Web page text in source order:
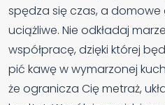
spędza się czas, a
uciążliwe. Nie odkładaj
współpracę, dzięki której
pić kawę w wymarzonej
że ogranicza Cię metraż,